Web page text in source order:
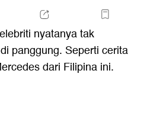
nyatanya tak
panggung. Seperti cerita
dari Filipina ini.